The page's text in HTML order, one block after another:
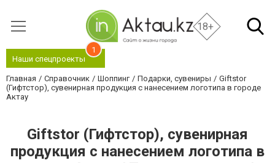
18+
Наши спецпроекты
1
Главная Справочник Шоппинг Подарки, сувениры
Giftstor
(Гифтстор), сувенирная продукция с нанесением логотипа в городе
Актау
Giftstor (Гифтстор), сувенирная
продукция с нанесением логотипа в